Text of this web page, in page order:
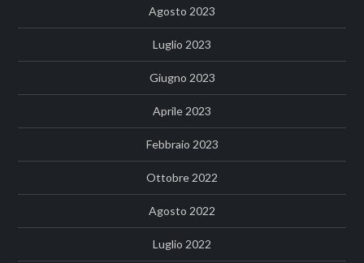
Agosto 2023
Luglio 2023
Giugno 2023
Aprile 2023
Febbraio 2023
Ottobre 2022
Agosto 2022
Luglio 2022